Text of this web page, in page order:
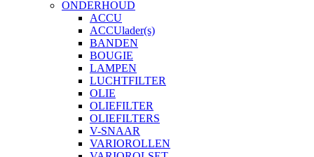
ONDERHOUD
ACCU
ACCUlader(s)
BANDEN
BOUGIE
LAMPEN
LUCHTFILTER
OLIE
OLIEFILTER
OLIEFILTERS
V-SNAAR
VARIOROLLEN